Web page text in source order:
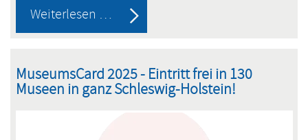
Weiterlesen … Unsere
neuen
sind
MuseumsCard 2025 - Eintritt frei in 130
Museen in ganz Schleswig-Holstein!